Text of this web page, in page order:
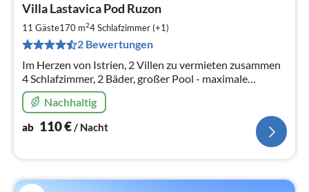
Villa Lastavica Pod Ruzon
11 Gäste170 m24Schlafzimmer (+1)
2 Bewertungen
Im Herzen von Istrien, 2 Villen zu vermieten zusammen
4 Schlafzimmer, 2 Bäder, großer Pool - maximale
Kapazität für 11 Personen, Haustiere erlaubt
Nachhaltig
ab 110€/ Nacht